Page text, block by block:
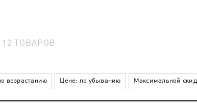
12ТОВАРОВ
возрастанию Цене: по убыванию Максимальной